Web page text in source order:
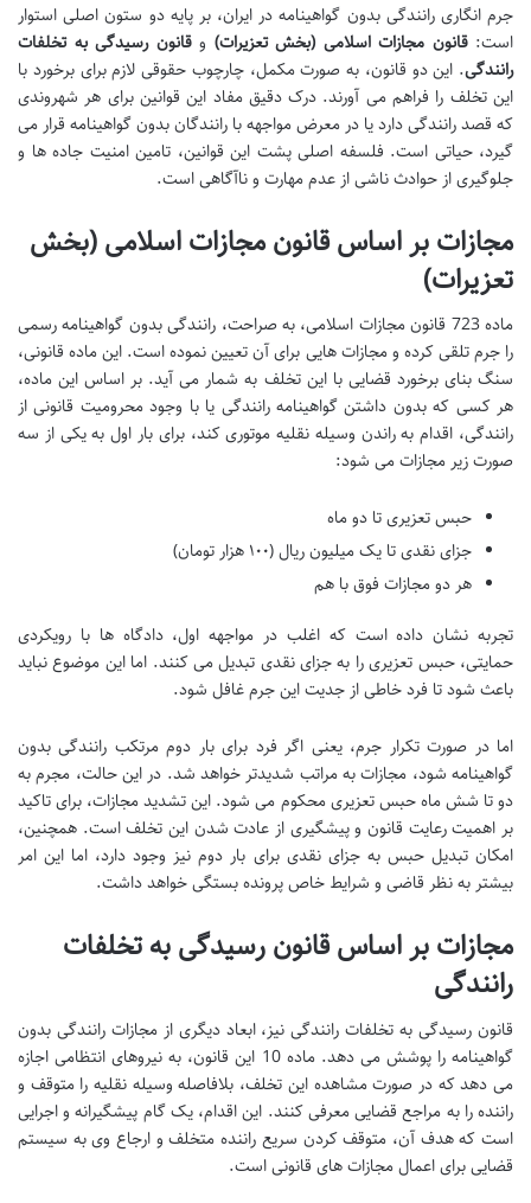
جرم انگاری رانندگی بدون گواهینامه در ایران، بر پایه دو ستون اصلی استوار
است:قانون مجازات اسلامی (بخش تعزیرات) وقانون رسیدگی به تخلفات
رانندگی. این دو قانون، به صورت مکمل، چارچوب حقوقی لازم برای برخورد با
این تخلف را فراهم می آورند. درک دقیق مفاد این قوانین برای هر شهروندی
که قصد رانندگی دارد یا در معرض مواجهه با رانندگان بدون گواهینامه قرار می
گیرد، حیاتی است. فلسفه اصلی پشت این قوانین، تامین امنیت جاده ها و
جلوگیری از حوادث ناشی از عدم مهارت و ناآگاهی است.
مجازات بر اساس قانون مجازات اسلامی (بخش
تعزیرات)
ماده 723 قانون مجازات اسلامی، به صراحت، رانندگی بدون گواهینامه رسمی
را جرم تلقی کرده و مجازات هایی برای آن تعیین نموده است. این ماده قانونی،
سنگ بنای برخورد قضایی با این تخلف به شمار می آید. بر اساس این ماده،
هر کسی که بدون داشتن گواهینامه رانندگی یا با وجود محرومیت قانونی از
رانندگی، اقدام به راندن وسیله نقلیه موتوری کند، برای بار اول به یکی از سه
صورت زیر مجازات می شود:
حبس تعزیری تا دو ماه
جزای نقدی تا یک میلیون ریال (۱۰۰ هزار تومان)
هر دو مجازات فوق با هم
تجربه نشان داده است که اغلب در مواجهه اول، دادگاه ها با رویکردی
حمایتی، حبس تعزیری را به جزای نقدی تبدیل می کنند. اما این موضوع نباید
باعث شود تا فرد خاطی از جدیت این جرم غافل شود.
اما در صورت تکرار جرم، یعنی اگر فرد برای بار دوم مرتکب رانندگی بدون
گواهینامه شود، مجازات به مراتب شدیدتر خواهد شد. در این حالت، مجرم به
دو تا شش ماه حبس تعزیری محکوم می شود. این تشدید مجازات، برای تاکید
بر اهمیت رعایت قانون و پیشگیری از عادت شدن این تخلف است. همچنین،
امکان تبدیل حبس به جزای نقدی برای بار دوم نیز وجود دارد، اما این امر
بیشتر به نظر قاضی و شرایط خاص پرونده بستگی خواهد داشت.
مجازات بر اساس قانون رسیدگی به تخلفات
رانندگی
قانون رسیدگی به تخلفات رانندگی نیز، ابعاد دیگری از مجازات رانندگی بدون
گواهینامه را پوشش می دهد. ماده 10 این قانون، به نیروهای انتظامی اجازه
می دهد که در صورت مشاهده این تخلف، بلافاصله وسیله نقلیه را متوقف و
راننده را به مراجع قضایی معرفی کنند. این اقدام، یک گام پیشگیرانه و اجرایی
است که هدف آن، متوقف کردن سریع راننده متخلف و ارجاع وی به سیستم
قضایی برای اعمال مجازات های قانونی است.